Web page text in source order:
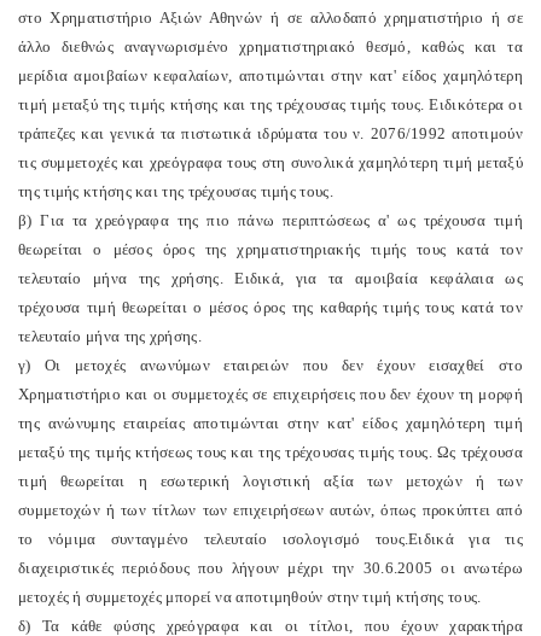
στο Χρηματιστήριο Αξιών Αθηνών ή σε αλλοδαπό χρηματιστήριο ή σε
άλλο διεθνώς αναγνωρισμένο χρηματιστηριακό θεσμό, καθώς και τα
μερίδια αμοιβαίων κεφαλαίων, αποτιμώνται στην κατ' είδος χαμηλότερη
τιμή μεταξύ της τιμής κτήσης και της τρέχουσας τιμής τους. Ειδικότερα οι
τράπεζες και γενικά τα πιστωτικά ιδρύματα του ν. 2076/1992 αποτιμούν
τις συμμετοχές και χρεόγραφα τους στη συνολικά χαμηλότερη τιμή μεταξύ
της τιμής κτήσης και της τρέχουσας τιμής τους.
β) Για τα χρεόγραφα της πιο πάνω περιπτώσεως α' ως τρέχουσα τιμή
θεωρείται ο μέσος όρος της χρηματιστηριακής τιμής τους κατά τον
τελευταίο μήνα της χρήσης. Ειδικά, για τα αμοιβαία κεφάλαια ως
τρέχουσα τιμή θεωρείται ο μέσος όρος της καθαρής τιμής τους κατά τον
τελευταίο μήνα της χρήσης.
γ) Οι μετοχές ανωνύμων εταιρειών που δεν έχουν εισαχθεί στο
Χρηματιστήριο και οι συμμετοχές σε επιχειρήσεις που δεν έχουν τη μορφή
της ανώνυμης εταιρείας αποτιμώνται στην κατ' είδος χαμηλότερη τιμή
μεταξύ της τιμής κτήσεως τους και της τρέχουσας τιμής τους. Ως τρέχουσα
τιμή θεωρείται η εσωτερική λογιστική αξία των μετοχών ή των
συμμετοχών ή των τίτλων των επιχειρήσεων αυτών, όπως προκύπτει από
το νόμιμα συνταγμένο τελευταίο ισολογισμό τους.Ειδικά για τις
διαχειριστικές περιόδους που λήγουν μέχρι την 30.6.2005 οι ανωτέρω
μετοχές ή συμμετοχές μπορεί να αποτιμηθούν στην τιμή κτήσης τους.
δ) Τα κάθε φύσης χρεόγραφα και οι τίτλοι, που έχουν χαρακτήρα